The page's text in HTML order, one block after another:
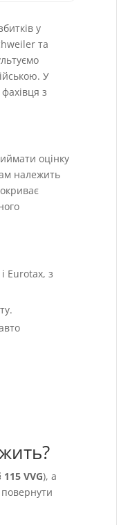
у
та
У
з
оцінку
належить
Eurotax, з
115 VVG), а